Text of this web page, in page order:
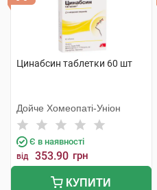
Цинабсин таблетки 60 шт
Дойче Хомеопаті-Уніон
Є в наявності
від 353.90 грн
КУПИТИ